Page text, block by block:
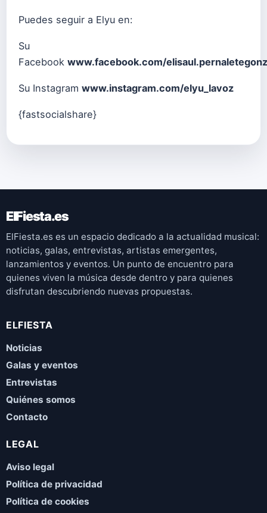
Puedes seguir a Elyu en:
Su
Facebook www.facebook.com/
Su Instagram www.instagram.com/elyu_lavoz
{fastsocialshare}
ElFiesta.es
ElFiesta.es es un espacio dedicado a la actualidad musical:
noticias, galas, entrevistas, artistas emergentes,
lanzamientos y eventos. Un punto de encuentro para
quienes viven la música desde dentro y para quienes
disfrutan descubriendo nuevas propuestas.
ELFIESTA
Noticias
Galas y eventos
Entrevistas
Quiénes somos
Contacto
LEGAL
Aviso legal
Política de privacidad
Política de cookies